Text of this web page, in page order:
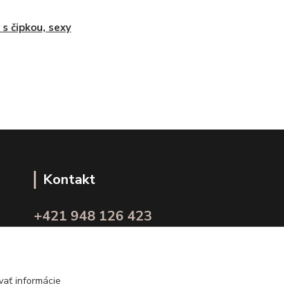
čipkou, sexy
Kontakt
+421 948 126 423
informácie